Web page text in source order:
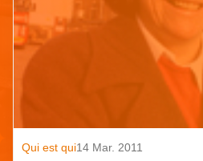
Qui est qui14 Mar. 2011